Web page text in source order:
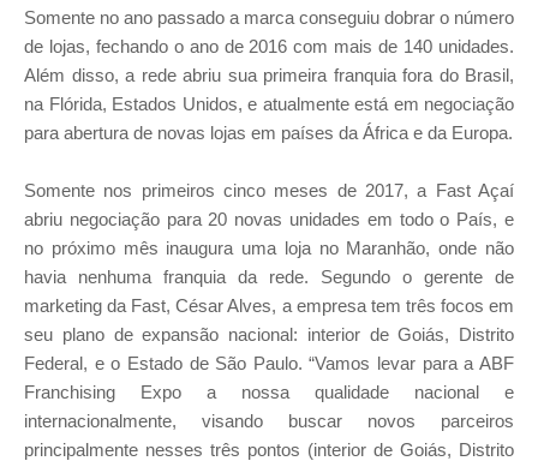
Somente no ano passado a marca conseguiu dobrar o número
de lojas, fechando o ano de 2016 com mais de 140 unidades.
Além disso, a rede abriu sua primeira franquia fora do Brasil,
na Flórida, Estados Unidos, e atualmente está em negociação
para abertura de novas lojas em países da África e da Europa.
Somente nos primeiros cinco meses de 2017, a Fast Açaí
abriu negociação para 20 novas unidades em todo o País, e
no próximo mês inaugura uma loja no Maranhão, onde não
havia nenhuma franquia da rede. Segundo o gerente de
marketing da Fast, César Alves, a empresa tem três focos em
seu plano de expansão nacional: interior de Goiás, Distrito
Federal, e o Estado de São Paulo. “Vamos levar para a ABF
Franchising Expo a nossa qualidade nacional e
internacionalmente, visando buscar novos parceiros
principalmente nesses três pontos (interior de Goiás, Distrito